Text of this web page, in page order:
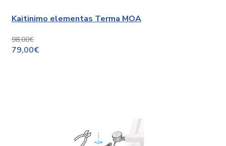
Kaitinimo elementas Terma MOA
98,00€
79,00€